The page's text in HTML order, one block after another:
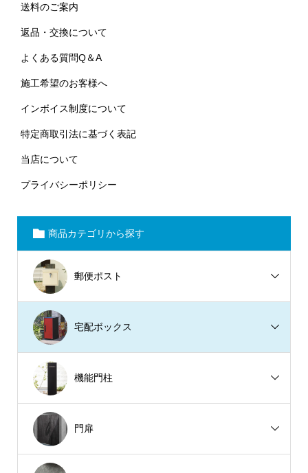
送料のご案内
返品・交換について
よくある質問Q＆A
施工希望のお客様へ
インボイス制度について
特定商取引法に基づく表記
当店について
プライバシーポリシー
商品カテゴリから探す
郵便ポスト
宅配ボックス
機能門柱
門扉